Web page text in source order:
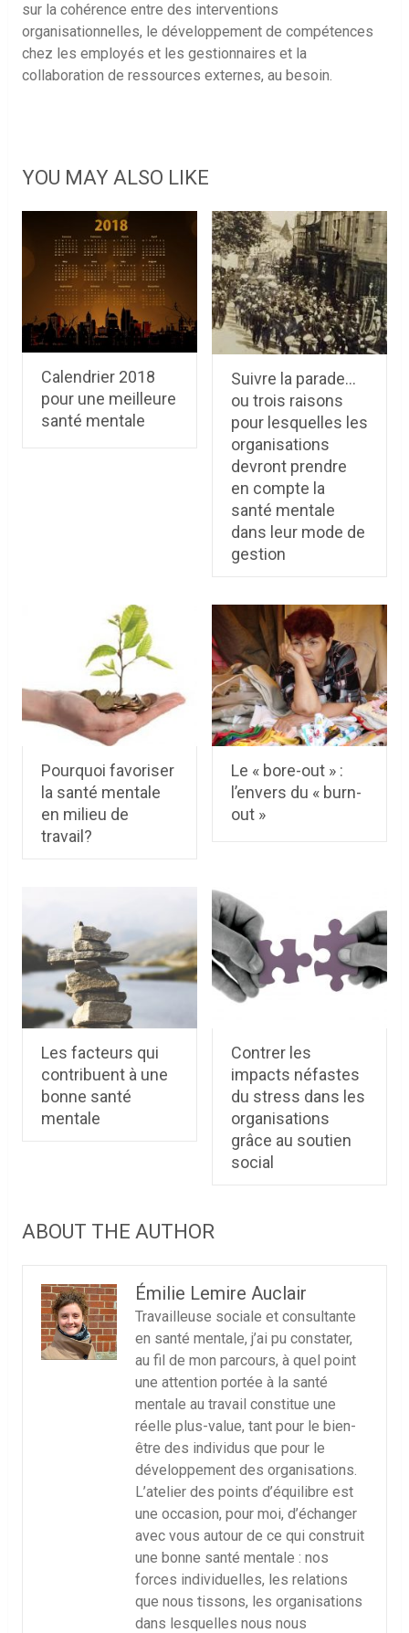
sur la cohérence entre des interventions
organisationnelles, le développement de compétences
chez les employés et les gestionnaires et la
collaboration de ressources externes, au besoin.
YOU MAY ALSO LIKE
Calendrier 2018
pour une meilleure
santé mentale
Suivre la parade…
ou trois raisons
pour lesquelles les
organisations
devront prendre
en compte la
santé mentale
dans leur mode de
gestion
Pourquoi favoriser
la santé mentale
en milieu de
travail?
Le « bore-out » :
l’envers du « burn-
out »
Les facteurs qui
contribuent à une
bonne santé
mentale
Contrer les
impacts néfastes
du stress dans les
organisations
grâce au soutien
social
ABOUT THE AUTHOR
Émilie Lemire Auclair
Travailleuse sociale et consultante
en santé mentale, j’ai pu constater,
au fil de mon parcours, à quel point
une attention portée à la santé
mentale au travail constitue une
réelle plus-value, tant pour le bien-
être des individus que pour le
développement des organisations.
L’atelier des points d’équilibre est
une occasion, pour moi, d’échanger
avec vous autour de ce qui construit
une bonne santé mentale : nos
forces individuelles, les relations
que nous tissons, les organisations
dans lesquelles nous nous